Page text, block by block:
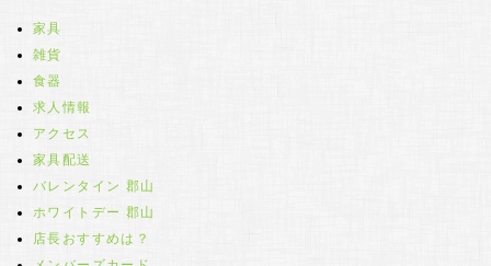
家具
雑貨
食器
求人情報
アクセス
家具配送
バレンタイン 郡山
ホワイトデー 郡山
店長おすすめは？